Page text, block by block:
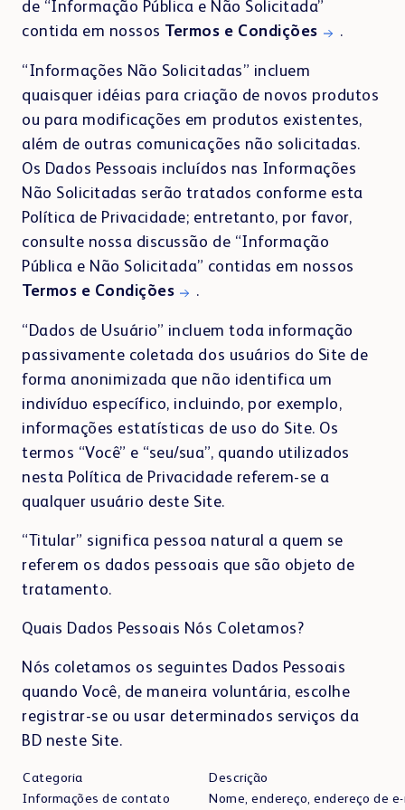
de “Informação Pública e Não Solicitada”
contida em nossos
Termos e Condições .
“Informações Não Solicitadas” incluem
quaisquer idéias para criação de novos produtos
ou para modificações em produtos existentes,
além de outras comunicações não solicitadas.
Os Dados Pessoais incluídos nas Informações
Não Solicitadas serão tratados conforme esta
Política de Privacidade; entretanto, por favor,
consulte nossa discussão de “Informação
Pública e Não Solicitada” contidas em nossos
Termos e Condições
.
“Dados de Usuário” incluem toda informação
passivamente coletada dos usuários do Site de
forma anonimizada que não identifica um
indivíduo específico, incluindo, por exemplo,
informações estatísticas de uso do Site. Os
termos “Você” e “seu/sua”, quando utilizados
nesta Política de Privacidade referem-se a
qualquer usuário deste Site.
“Titular” significa pessoa natural a quem se
referem os dados pessoais que são objeto de
tratamento.
Quais Dados Pessoais Nós Coletamos?
Nós coletamos os seguintes Dados Pessoais
quando Você, de maneira voluntária, escolhe
registrar-se ou usar determinados serviços da
BD neste Site.
Categoria
Descrição
Informações de contato
Nome, endereço, endereço de